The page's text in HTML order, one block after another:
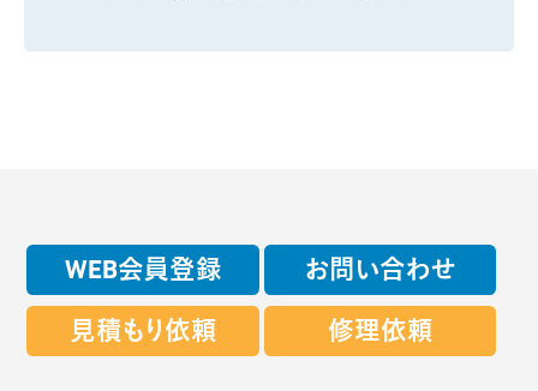
WEB会員登録 お問い合わせ
見積もり依頼 修理依頼